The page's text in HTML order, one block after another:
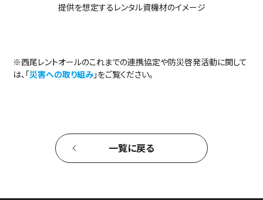
提供を想定するレンタル資機材のイメージ
※西尾レントオールのこれまでの連携協定や防災啓発活動に関して
は、「災害への取り組み 」をご覧ください。
一覧に戻る